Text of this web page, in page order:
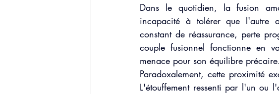
Dans le quotidien, la fusion
incapacité à tolérer que l'autre
constant de réassurance, perte
couple fusionnel fonctionne en
menace pour son équilibre précaire.
Paradoxalement, cette proximité
L'étouffement ressenti par l'un ou